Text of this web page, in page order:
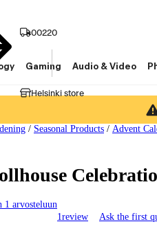
00220
Helsinki store
Gaming Audio & Video
/ Seasonal Products / Advent
1 arvosteluun
1review Ask the first